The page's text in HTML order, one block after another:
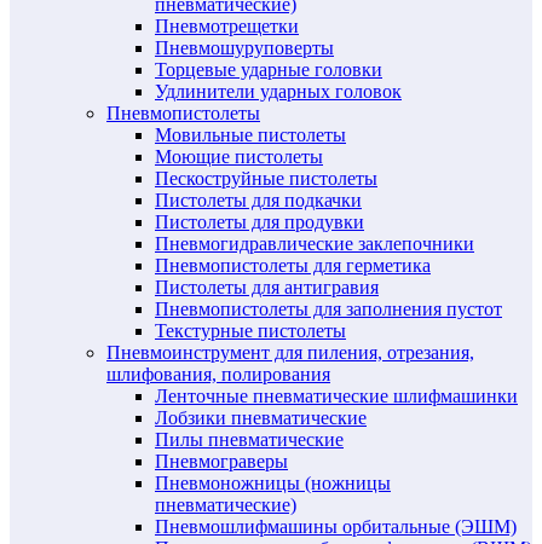
пневматические)
Пневмотрещетки
Пневмошуруповерты
Торцевые ударные головки
Удлинители ударных головок
Пневмопистолеты
Мовильные пистолеты
Моющие пистолеты
Пескоструйные пистолеты
Пистолеты для подкачки
Пистолеты для продувки
Пневмогидравлические заклепочники
Пневмопистолеты для герметика
Пистолеты для антигравия
Пневмопистолеты для заполнения пустот
Текстурные пистолеты
Пневмоинструмент для пиления, отрезания,
шлифования, полирования
Ленточные пневматические шлифмашинки
Лобзики пневматические
Пилы пневматические
Пневмограверы
Пневмоножницы (ножницы
пневматические)
Пневмошлифмашины орбитальные (ЭШМ)